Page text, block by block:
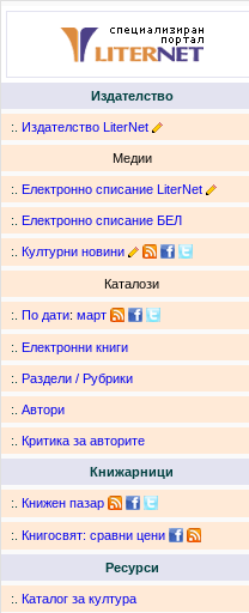
Издателство
:. Издателство LiterNet
Медии
:. Електронно списание LiterNet
:. Електронно списание БЕЛ
:. Културни новини
Каталози
:. По дати: март
:. Електронни книги
:. Раздели / Рубрики
:. Автори
:. Критика за авторите
Книжарници
:. Книжен пазар
:. Книгосвят: сравни цени
Ресурси
:. Каталог за култура